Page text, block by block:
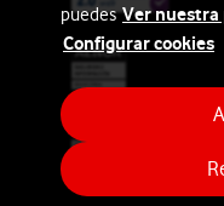
puedesVer nuestra
Configurar cookies